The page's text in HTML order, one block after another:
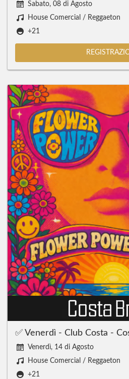
Sabato, 08 di Agosto
House Comercial / Reggaeton
+21
✅ Venerdì - Club Costa -
Venerdì, 14 di Agosto
House Comercial / Reggaeton
+21